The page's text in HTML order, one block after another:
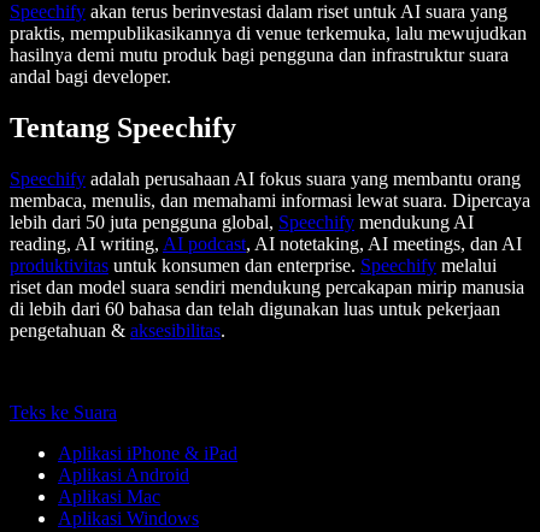
Speechify akan terus berinvestasi dalam riset untuk AI suara yang
praktis, mempublikasikannya di venue terkemuka, lalu mewujudkan
hasilnya demi mutu produk bagi pengguna dan infrastruktur suara
andal bagi developer.
Tentang Speechify
Speechify adalah perusahaan AI fokus suara yang membantu orang
membaca, menulis, dan memahami informasi lewat suara. Dipercaya
lebih dari 50 juta pengguna global, Speechify mendukung AI
reading, AI writing, AI podcast, AI notetaking, AI meetings, dan AI
produktivitas untuk konsumen dan enterprise. Speechify melalui
riset dan model suara sendiri mendukung percakapan mirip manusia
di lebih dari 60 bahasa dan telah digunakan luas untuk pekerjaan
pengetahuan & aksesibilitas.
Teks ke Suara
Aplikasi iPhone & iPad
Aplikasi Android
Aplikasi Mac
Aplikasi Windows